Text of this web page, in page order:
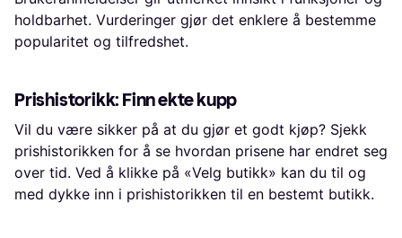
holdbarhet. Vurderinger gjør det enklere å bestemme
popularitet og tilfredshet.
Prishistorikk: Finn ekte kupp
Vil du være sikker på at du gjør et godt kjøp? Sjekk
prishistorikken for å se hvordan prisene har endret seg
over tid. Ved å klikke på «Velg butikk» kan du til og
med dykke inn i prishistorikken til en bestemt butikk.